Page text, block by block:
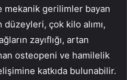
mekanik gerilimler bayan
çok kilo alımı,
zayıflığı, artan
osteopeni ve hamilelik
katkıda bulunabilir.